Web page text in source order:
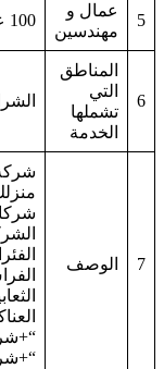
عمال و
مهندسين
100 عامل و مهندس
المناطق
التي
تشملها
الخدمة
الوصف